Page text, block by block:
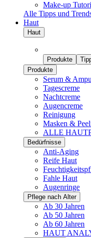
Make-up
Alle Tipps und
Haut
Haut
Produkte
Produkte
Serum &
Tagescreme
Nachtcreme
Augencreme
Reinigung
Masken &
ALLE
Bedürfnisse
Anti-Aging
Reife Haut
Fahle Haut
Augenringe
Pflege nach Alter
Ab 30 Jahren
Ab 50 Jahren
Ab 60 Jahren
HAUT